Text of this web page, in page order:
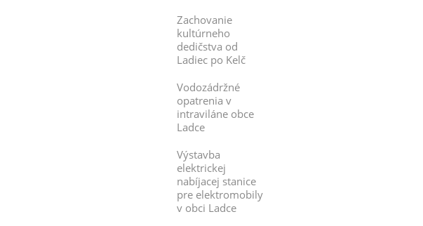
Zachovanie
kultúrneho
dedičstva od
Ladiec po Kelč
Vodozádržné
opatrenia v
intraviláne obce
Ladce
Výstavba
elektrickej
nabíjacej stanice
pre elektromobily
v obci Ladce